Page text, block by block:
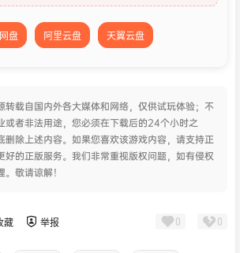
盘 阿里云盘 天翼云盘
转载自国内外各大媒体和网络，仅供试玩体验；不
或者非法用途，您必须在下载后的24个小时之
删除上述内容。如果您喜欢该游戏内容，请支持正
好的正版服务。我们非常重视版权问题，如有侵权
敬请谅解！
藏 举报 0 0